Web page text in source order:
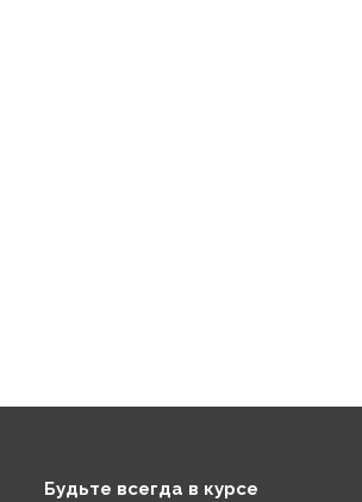
Будьте всегда в курсе